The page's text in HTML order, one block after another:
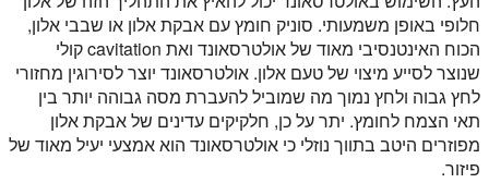
חלופי באופן משמעותי. סוניק חומץ עם אבקת אלון או שבבי אלון,
הכוח האינטנסיבי מאוד של אולטרסאונד ואת cavitation קולי
שנוצר לסייע מיצוי של טעם אלון. אולטרסאונד יוצר לסירוגין מחזורי
לחץ גבוה ולחץ נמוך מה שמוביל להעברת מסה גבוהה יותר בין
תאי הצמח לחומץ. יתר על כן, חלקיקים עדינים של אבקת אלון
מפוזרים היטב בתווך נוזלי כי אולטרסאונד הוא אמצעי יעיל מאוד של
פיזור.